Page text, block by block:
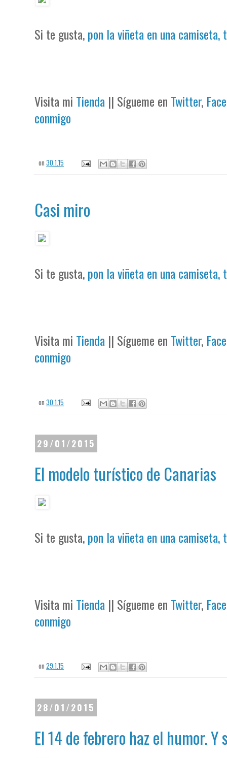
Si te gusta,pon la viñeta en una camiseta,
Visita mi Tienda || Sígueme en Twitter,
conmigo
on30.1.15
Casi miro
Si te gusta,pon la viñeta en una camiseta,
Visita mi Tienda || Sígueme en Twitter,
conmigo
on30.1.15
29/01/2015
El modelo turístico de Canarias
Si te gusta,pon la viñeta en una camiseta,
Visita mi Tienda || Sígueme en Twitter,
conmigo
on29.1.15
28/01/2015
El 14 de febrero haz el humor.